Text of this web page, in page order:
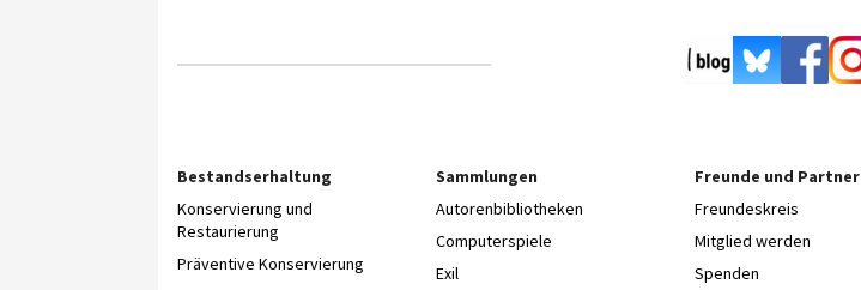
Bestandserhaltung
Konservierung und
Restaurierung
Präventive Konservierung
Sammlungen
Autorenbibliotheken
Computerspiele
Exil
Freunde und Partner
Freundeskreis
Mitglied werden
Spenden